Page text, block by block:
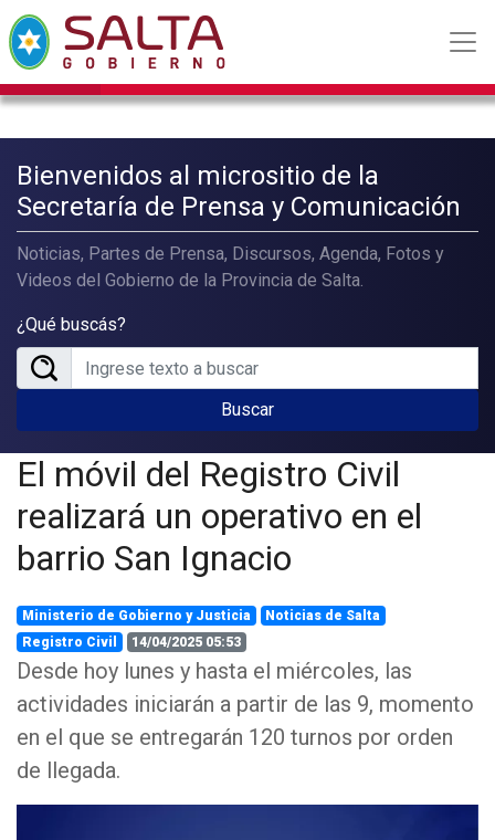
Bienvenidos al micrositio de la
Secretaría de Prensa y Comunicación
Noticias, Partes de Prensa, Discursos, Agenda, Fotos y
Videos del Gobierno de la Provincia de Salta.
¿Qué buscás?
Buscar
El móvil del Registro Civil
realizará un operativo en el
barrio San Ignacio
Ministerio de Gobierno y Justicia
Noticias de Salta
Registro Civil
14/04/2025 05:53
Desde hoy lunes y hasta el miércoles, las
actividades iniciarán a partir de las 9, momento
en el que se entregarán 120 turnos por orden
de llegada.